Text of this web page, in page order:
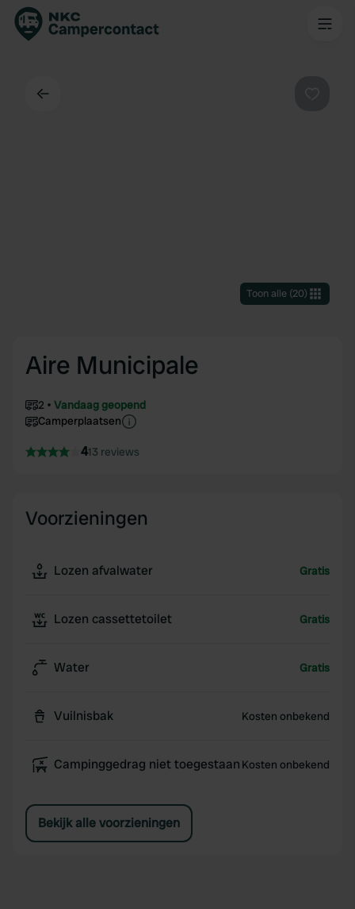
Toon alle(20)
Aire Municipale
2
Vandaag geopend
Camperplaatsen
413 reviews
Voorzieningen
Lozen afvalwater Gratis
Lozen cassettetoilet Gratis
Water Gratis
Vuilnisbak Kosten onbekend
Campinggedrag niet toegestaan Kosten onbekend
Bekijk alle voorzieningen